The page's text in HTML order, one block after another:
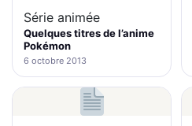
Série animée
Quelques titres de l’anime
Pokémon
6 octobre 2013